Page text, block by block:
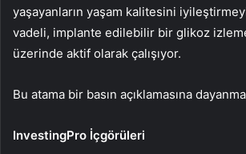
yaşayanların yaşam kalitesini
vadeli, implante edilebilir bir glikoz
üzerinde aktif olarak çalışıyor.
Bu atama bir basın açıklamasına
InvestingPro İçgörüleri